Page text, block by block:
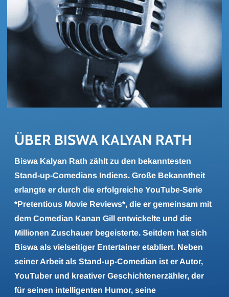
ÜBER BISWA KA­LY­AN RATH
Biswa Kalyan Rath zählt zu den bekanntesten
Stand-up-Comedians Indiens. Große Bekanntheit
erlangte er durch die erfolgreiche YouTube-Serie
*Pretentious Movie Reviews*, die er gemeinsam mit
dem Comedian Kanan Gill entwickelte und die
Millionen Zuschauer begeisterte. Seitdem hat sich
Biswa als vielseitiger Entertainer etabliert. Neben
seiner Arbeit als Stand-up-Comedian ist er Autor,
YouTuber und kreativer Geschichtenerzähler, der
für seinen intelligenten Humor, seine